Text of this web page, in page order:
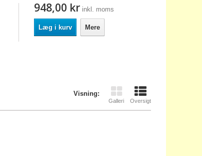
948,00 kr inkl. moms
Læg i kurv Mere
Visning:
Galleri Oversigt